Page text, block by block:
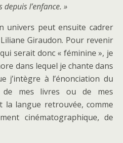
l’enfance. »
univers peut ensuite cadrer
Giraudon. Pour revenir
serait donc « féminine », je
dans lequel je chante dans
j’intègre à l’énonciation du
de mes livres ou de mes
la langue retrouvée, comme
cinématographique, de